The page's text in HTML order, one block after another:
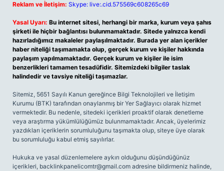
Reklam ve İletişim: Skype: live:.cid.575569c608265c69
Yasal Uyarı: Bu internet sitesi, herhangi bir marka, kurum veya şahıs
şirketi ile hiçbir bağlantısı bulunmamaktadır. Sitede yalnızca kendi
hazırladığımız makaleler paylaşılmaktadır. Burada yer alan içerikler
haber niteliği taşımamakta olup, gerçek kurum ve kişiler hakkında
paylaşım yapılmamaktadır. Gerçek kurum ve kişiler ile isim
benzerlikleri tamamen tesadüfidir. Sitemizdeki bilgiler taslak
halindedir ve tavsiye niteliği taşımazlar.
Sitemiz, 5651 Sayılı Kanun gereğince Bilgi Teknolojileri ve İletişim
Kurumu (BTK) tarafından onaylanmış bir Yer Sağlayıcı olarak hizmet
vermektedir. Bu nedenle, sitedeki içerikleri proaktif olarak denetleme
veya araştırma yükümlülüğümüz bulunmamaktadır. Ancak, üyelerimiz
yazdıkları içeriklerin sorumluluğunu taşımakta olup, siteye üye olarak
bu sorumluluğu kabul etmiş sayılırlar.
Hukuka ve yasal düzenlemelere aykırı olduğunu düşündüğünüz
içerikleri, backlinkpanelicomtr@gmail.com adresine bildirmeniz halinde,